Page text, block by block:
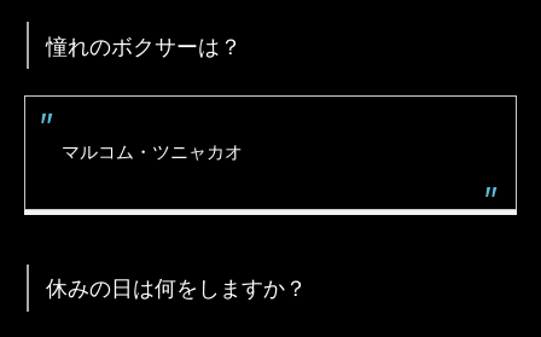
憧れのボクサーは？
マルコム・ツニャカオ
休みの日は何をしますか？